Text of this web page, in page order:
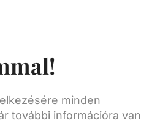
minden
további információra van